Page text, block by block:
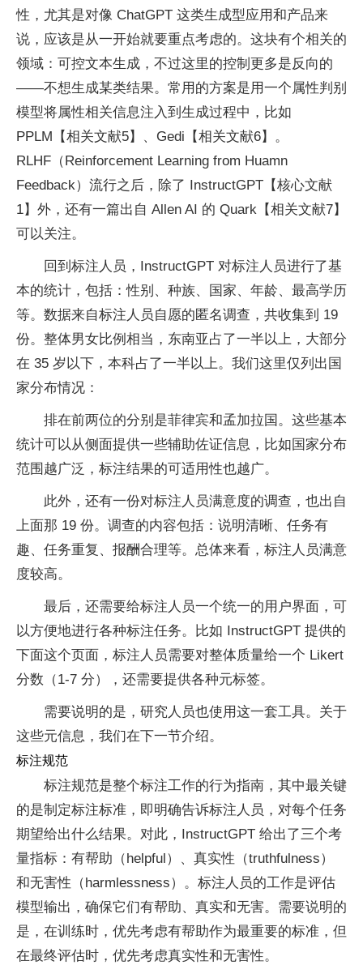
性，尤其是对像 ChatGPT 这类生成型应用和产品来
说，应该是从一开始就要重点考虑的。这块有个相关的
领域：可控文本生成，不过这里的控制更多是反向的
——不想生成某类结果。常用的方案是用一个属性判别
模型将属性相关信息注入到生成过程中，比如
PPLM【相关文献5】、Gedi【相关文献6】。
RLHF（Reinforcement Learning from Huamn
Feedback）流行之后，除了 InstructGPT【核心文献
1】外，还有一篇出自 Allen AI 的 Quark【相关文献7】
可以关注。
回到标注人员，InstructGPT 对标注人员进行了基
本的统计，包括：性别、种族、国家、年龄、最高学历
等。数据来自标注人员自愿的匿名调查，共收集到 19
份。整体男女比例相当，东南亚占了一半以上，大部分
在 35 岁以下，本科占了一半以上。我们这里仅列出国
家分布情况：
排在前两位的分别是菲律宾和孟加拉国。这些基本
统计可以从侧面提供一些辅助佐证信息，比如国家分布
范围越广泛，标注结果的可适用性也越广。
此外，还有一份对标注人员满意度的调查，也出自
上面那 19 份。调查的内容包括：说明清晰、任务有
趣、任务重复、报酬合理等。总体来看，标注人员满意
度较高。
最后，还需要给标注人员一个统一的用户界面，可
以方便地进行各种标注任务。比如 InstructGPT 提供的
下面这个页面，标注人员需要对整体质量给一个 Likert
分数（1-7 分），还需要提供各种元标签。
需要说明的是，研究人员也使用这一套工具。关于
这些元信息，我们在下一节介绍。
标注规范
标注规范是整个标注工作的行为指南，其中最关键
的是制定标注标准，即明确告诉标注人员，对每个任务
期望给出什么结果。对此，InstructGPT 给出了三个考
量指标：有帮助（helpful）、真实性（truthfulness）
和无害性（harmlessness）。标注人员的工作是评估
模型输出，确保它们有帮助、真实和无害。需要说明的
是，在训练时，优先考虑有帮助作为最重要的标准，但
在最终评估时，优先考虑真实性和无害性。